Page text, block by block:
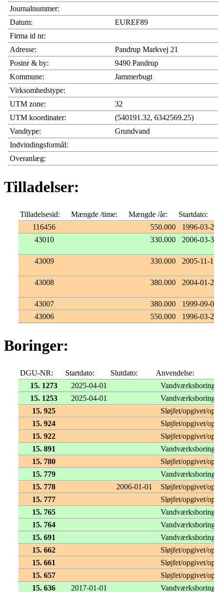
Journalnummer:
Datum:
EUREF89
Firma id nr:
Adresse:
Pandrup Markvej 21
Postnr & by:
9490 Pandrup
Kommune:
Jammerbugt
Virksomhedstype:
UTM zone:
32
UTM koordinater:
(540191.32, 6342569.25)
Vandtype:
Grundvand
Indvindingsformål:
Overanlæg:
Tilladelser:
Tilladelsesid: Mængde /time: Mængde /år:
Startdato:
116456
550.000
1996-03-26
43010
330.000 2006-03-30
43009 330.000 2005-11-15
43008 380.000 2004-01-28
43007 380.000
1999-09-09
43006
550.000 1996-03-26
Boringer:
DGU-NR: Startdato: Slutdato:
Anvendelse:
15. 1273
2025-04-01
Vandværksboring
15. 1253
2025-04-01
Vandværksboring
15. 925
Sløjfet/opgivet/
15. 924
Sløjfet/opgivet/
15. 922
Sløjfet/opgivet/
15. 891
Vandværksboring
15. 780
Sløjfet/opgivet/
15. 779
Vandværksboring
15. 778
2006-01-01
Sløjfet/opgivet/
15. 777
Sløjfet/opgivet/
15. 765
Vandværksboring
15. 764
Vandværksboring
15. 691
Vandværksboring
15. 662
Sløjfet/opgivet/
15. 661
Sløjfet/opgivet/
15. 657
Sløjfet/opgivet/
15. 636
2017-01-01 Vandværksboring